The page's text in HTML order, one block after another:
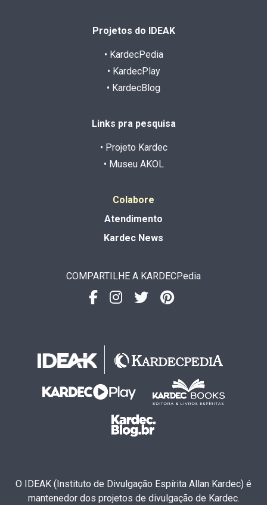
Projetos do IDEAK
• KardecPedia
• KardecPlay
• KardecBlog
Links pra pesquisa
• Projeto Kardec
• Museu AKOL
Colabore
Atendimento
Kardec News
COMPARTILHE A KARDECPedia
O IDEAK (Instituto de Divulgação Espírita Allan Kardec) é
mantenedor dos projetos de divulgação de Kardec.